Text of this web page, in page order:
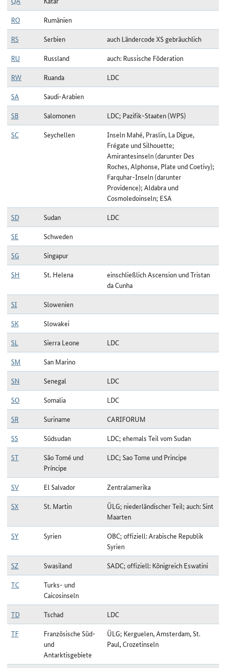
RO
Rumänien
RS
Serbien
auch Ländercode XS gebräuchlich
RU
Russland
auch: Russische Föderation
RW
Ruanda
LDC
SA
Saudi-Arabien
SB
Salomonen
LDC; Pazifik-Staaten (WPS)
SC
Seychellen
Inseln Mahé, Praslin, La Digue,
Frégate und Silhouette;
Amirantesinseln (darunter Des
Roches, Alphonse, Plate und Coetivy);
Farquhar-Inseln (darunter
Providence); Aldabra und
Cosmoledoinseln; ESA
SD
Sudan
LDC
SE
Schweden
SG
Singapur
SH
St. Helena
einschließlich Ascension und Tristan
da Cunha
SI
Slowenien
SK
Slowakei
SL
Sierra Leone
LDC
SM
San Marino
SN
Senegal
LDC
SO
Somalia
LDC
SR
Suriname
CARIFORUM
SS
Südsudan
LDC; ehemals Teil vom Sudan
ST
São Tomé und
Príncipe
LDC; Sao Tome und Principe
SV El Salvador
Zentralamerika
SX
St. Martin
ÜLG; niederländischer Teil; auch: Sint
Maarten
SY
Syrien
OBC; offiziell: Arabische Republik
Syrien
SZ
Swasiland
SADC; offiziell: Königreich Eswatini
TC
Turks- und
Caicosinseln
TD
Tschad
LDC
TF
Französische Süd-
und
Antarktisgebiete
ÜLG; Kerguelen, Amsterdam, St.
Paul, Crozetinseln